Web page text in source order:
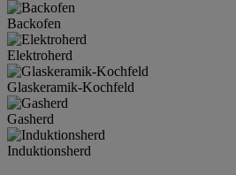
Backofen
Elektroherd
Glaskeramik-Kochfeld
Gasherd
Induktionsherd